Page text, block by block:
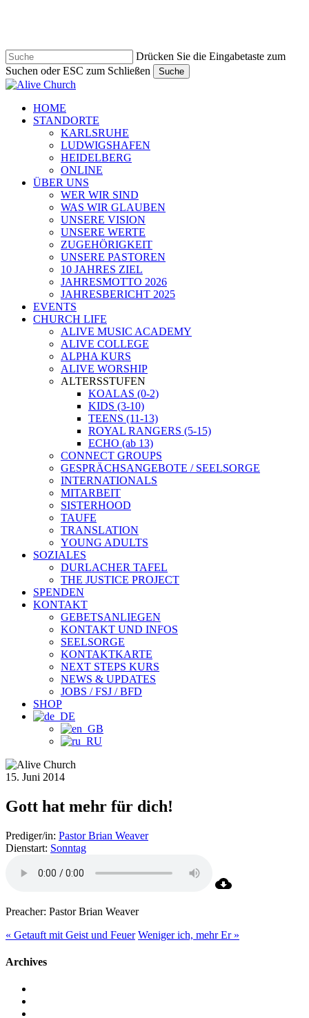
Drücken Sie die Eingabetaste zum
Suchen oder ESC zum Schließen
Suche
Suche
Navigationsmenü
HOME
STANDORTE
KARLSRUHE
LUDWIGSHAFEN
HEIDELBERG
ONLINE
ÜBER UNS
WER WIR SIND
WAS WIR GLAUBEN
UNSERE VISION
UNSERE WERTE
ZUGEHÖRIGKEIT
UNSERE PASTOREN
10 JAHRES ZIEL
JAHRESMOTTO 2026
JAHRESBERICHT 2025
EVENTS
CHURCH LIFE
ALIVE MUSIC ACADEMY
ALIVE COLLEGE
ALPHA KURS
ALIVE WORSHIP
ALTERSSTUFEN
KOALAS (0-2)
KIDS (3-10)
TEENS (11-13)
ROYAL RANGERS (5-15)
ECHO (ab 13)
CONNECT GROUPS
GESPRÄCHSANGEBOTE / SEELSORGE
INTERNATIONALS
MITARBEIT
SISTERHOOD
TAUFE
TRANSLATION
YOUNG ADULTS
SOZIALES
DURLACHER TAFEL
THE JUSTICE PROJECT
SPENDEN
KONTAKT
GEBETSANLIEGEN
KONTAKT UND INFOS
SEELSORGE
KONTAKTKARTE
NEXT STEPS KURS
NEWS & UPDATES
JOBS / FSJ / BFD
SHOP
15. Juni 2014
Gott hat mehr für dich!
Prediger/in: Pastor Brian Weaver
Dienstart: Sonntag
Preacher: Pastor Brian Weaver
« Getauft mit Geist und Feuer Weniger ich, mehr Er »
Archives